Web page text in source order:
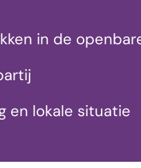
in de
en lokale situatie